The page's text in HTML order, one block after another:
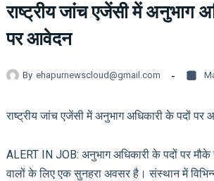
राष्ट्रीय जांच एजेंसी में अनुभाग
पर आवेदन
By ehapurnewscloud@gmail.com
राष्ट्रीय जांच एजेंसी में अनुभाग अधिकारी के पदों पर
ALERT IN JOB: अनुभाग अधिकारी के पदों पर
वालों के लिए एक सुनहरा अवसर है। संस्थान में विभिन्न